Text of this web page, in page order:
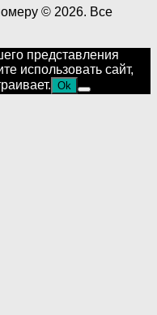
© 2026. Все
представления
использовать сайт,
Ok